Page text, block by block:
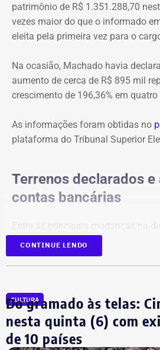
patrimônio de R$ 1.351.288,70
vezes maior do que o informado
eleita pela primeira vez para o
Na ocasião, Machado havia
aumento de cerca de R$ 895 mil
crescimento de 196,36% em quatro
As informações foram obtidas no
plataforma do Tribunal Superior
Terrenos declarados e
contas bancárias
dois terrenos, avaliados em R$ 50
de um imóvel no valor de R$ 220
como “outros bens e direitos”, de
Os saldos em contas bancárias
depósitos em conta corrente, que
há quatro anos, passaram para R$
CONTINUE LENDO
CULTURA
Do gramado às telas:
nesta quinta (6) com
de 10 países